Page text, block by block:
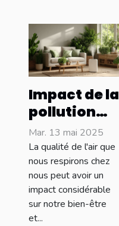
Impact de la
pollution
intérieure
sur la santé
et solutions
innovantes
pour un
habitat sain
Mar. 13 mai 2025
La qualité de l'air que
nous respirons chez
nous peut avoir un
impact considérable
sur notre bien-être
et...